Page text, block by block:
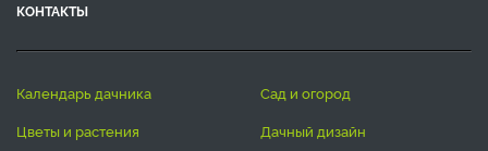
КОНТАКТЫ
календарь дачника
сад и огород
цветы и растения
дачный дизайн